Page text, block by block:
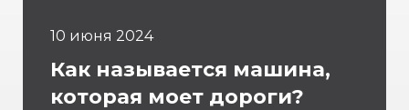
10 июня 2024
Как называется машина,
которая моет дороги?